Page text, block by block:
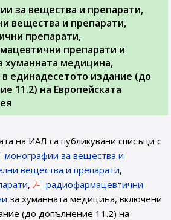
за вещества и препарати,
вещества и препарати,
препарати,
препарати и
хуманната медицина,
единадесетото издание (до
11.2) на Европейската
на ИАЛ са публикувани списъци с
монографии за вещества и
вещества и препарати,
,
радиофармацевтични
за хуманната медицина, включени
(до допълнение 11.2) на